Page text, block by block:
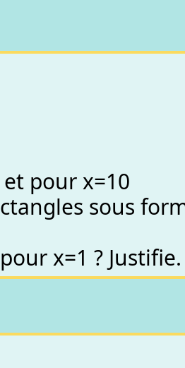
pour x=10
sous
x=1 ? Justifie.